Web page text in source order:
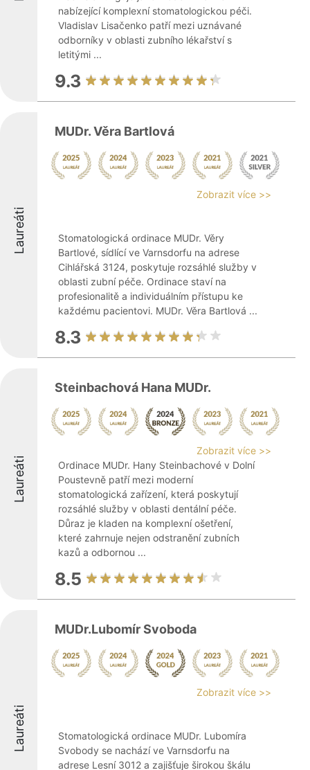
nabízející komplexní stomatologickou péči.
Vladislav Lisačenko patří mezi uznávané
odborníky v oblasti zubního lékařství s
letitými ...
9.3
Laureáti
MUDr. Věra Bartlová
Zobrazit více >>
Stomatologická ordinace MUDr. Věry
Bartlové, sídlící ve Varnsdorfu na adrese
Cihlářská 3124, poskytuje rozsáhlé služby v
oblasti zubní péče. Ordinace staví na
profesionalitě a individuálním přístupu ke
každému pacientovi. MUDr. Věra Bartlová ...
8.3
Laureáti
Steinbachová Hana MUDr.
Zobrazit více >>
Ordinace MUDr. Hany Steinbachové v Dolní
Poustevně patří mezi moderní
stomatologická zařízení, která poskytují
rozsáhlé služby v oblasti dentální péče.
Důraz je kladen na komplexní ošetření,
které zahrnuje nejen odstranění zubních
kazů a odbornou ...
8.5
Laureáti
MUDr.Lubomír Svoboda
Zobrazit více >>
Stomatologická ordinace MUDr. Lubomíra
Svobody se nachází ve Varnsdorfu na
adrese Lesní 3012 a zajišťuje širokou škálu